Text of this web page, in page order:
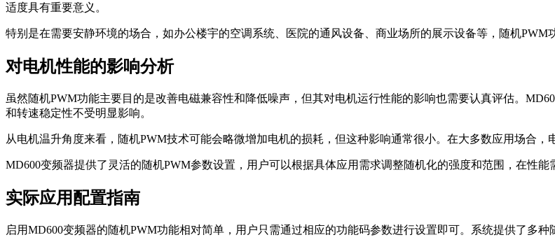
适度具有重要意义。
特别是在需要安静环境的场合，如办公楼宇的空调系统、医院的通风设备、商业场所的展示设备等，随机PWM
对电机性能的影响分析
虽然随机PWM功能主要目的是改善电磁兼容性和降低噪声，但其对电机运行性能的影响也需要认真评估。
和转速稳定性不受明显影响。
从电机温升角度来看，随机PWM技术可能会略微增加电机的损耗，但这种影响通常很小。在大多数应用场合，
MD600变频器提供了灵活的随机PWM参数设置，用户可以根据具体应用需求调整随机化的强度和范围，在性能
实际应用配置指南
启用MD600变频器的随机PWM功能相对简单，用户只需通过相应的功能码参数进行设置即可。系统提供了多